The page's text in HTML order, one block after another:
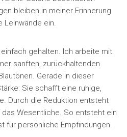
bleiben in meiner Erinnerung
Leinwände ein.
gehalten. Ich arbeite mit
sanften, zurückhaltenden
Gerade in dieser
Sie schafft eine ruhige,
Durch die Reduktion entsteht
Wesentliche. So entsteht ein
für persönliche Empfindungen.